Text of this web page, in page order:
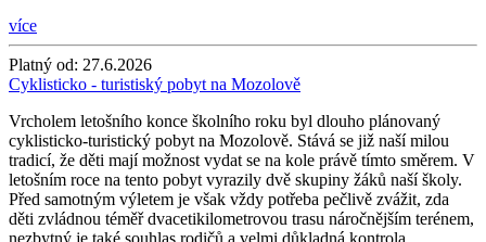
více
Platný od: 27.6.2026
Cyklisticko - turistiský pobyt na Mozolově
Vrcholem letošního konce školního roku byl dlouho plánovaný
cyklisticko-turistický pobyt na Mozolově. Stává se již naší milou
tradicí, že děti mají možnost vydat se na kole právě tímto směrem. V
letošním roce na tento pobyt vyrazily dvě skupiny žáků naší školy.
Před samotným výletem je však vždy potřeba pečlivě zvážit, zda
děti zvládnou téměř dvacetikilometrovou trasu náročnějším terénem,